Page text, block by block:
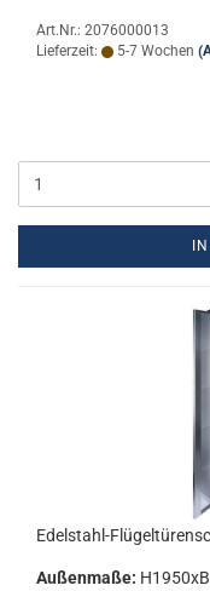
Art.Nr.: 2076000013
Lieferzeit:
5-7 Wochen
Edelstahl-​​
Au­ßen­ma­ße: